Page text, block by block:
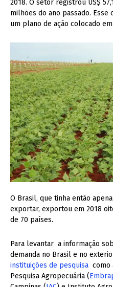
2018. O setor registrou US$
milhões do ano passado.
um plano de ação colocado
O Brasil, que tinha então
exportar, exportou em 2018
de 70 países.
Para levantar a informação
demanda no Brasil e no
instituições de pesquisa como
Pesquisa Agropecuária (